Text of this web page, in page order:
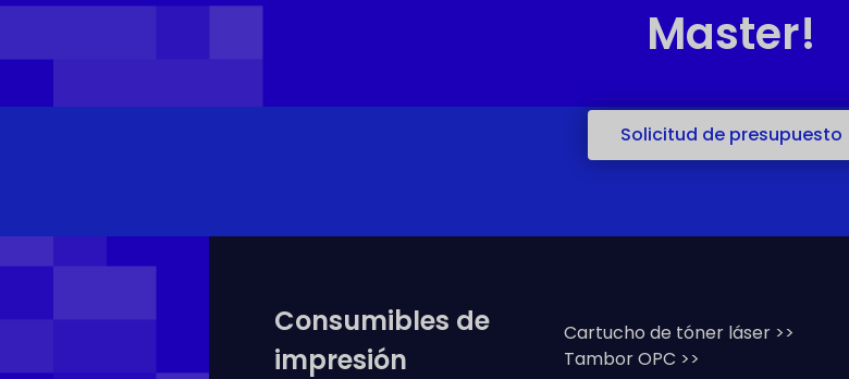
Master!
Solicitud de presupuesto
Consumibles de
impresión
Cartucho de tóner láser >>
Tambor OPC >>